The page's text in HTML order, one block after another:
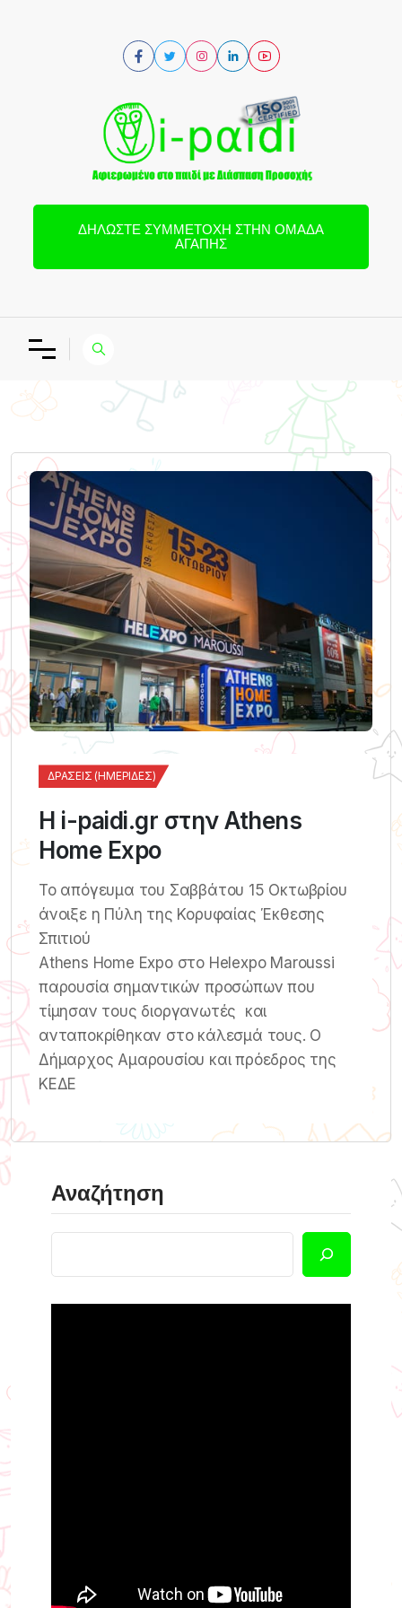
ΔΗΛΏΣΤΕ ΣΥΜΜΕΤΟΧΉ ΣΤΗΝ ΟΜΆΔΑ
ΑΓΆΠΗΣ
ΔΡΆΣΕΙΣ (ΗΜΕΡΊΔΕΣ)
Η i-paidi.gr στην Athens
Home Expo
Το απόγευμα του Σαββάτου 15 Οκτωβρίου
άνοιξε η Πύλη της Κορυφαίας Έκθεσης
Σπιτιού
Athens Home Expo στο Helexpo Maroussi
παρουσία σημαντικών προσώπων που
τίμησαν τους διοργανωτές και
ανταποκρίθηκαν στο κάλεσμά τους. Ο
Δήμαρχος Αμαρουσίου και πρόεδρος της
ΚΕΔΕ
Αναζήτηση